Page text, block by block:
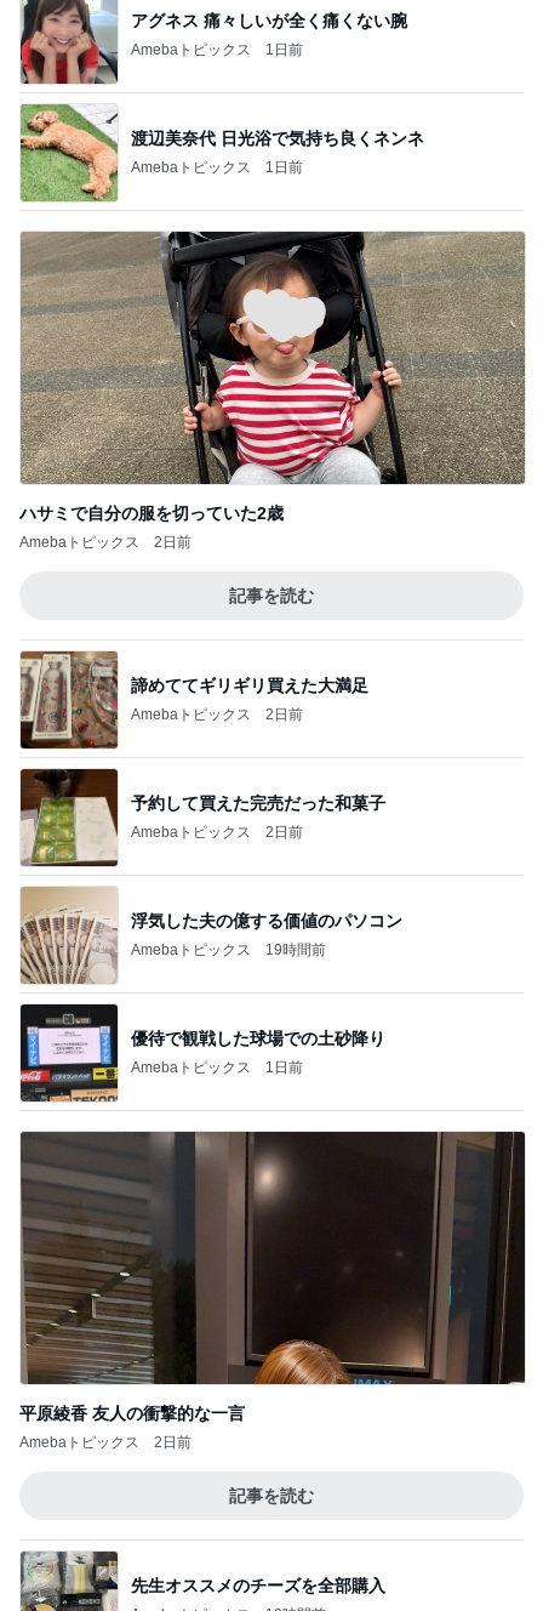
アグネス 痛々しいが全く痛くない腕
Amebaトピックス 1日前
渡辺美奈代 日光浴で気持ち良くネンネ
Amebaトピックス 1日前
ハサミで自分の服を切っていた2歳
Amebaトピックス 2日前
記事を読む
諦めててギリギリ買えた大満足
Amebaトピックス 2日前
予約して買えた完売だった和菓子
Amebaトピックス 2日前
浮気した夫の億する価値のパソコン
Amebaトピックス 19時間前
優待で観戦した球場での土砂降り
Amebaトピックス 1日前
平原綾香 友人の衝撃的な一言
Amebaトピックス 2日前
記事を読む
先生オススメのチーズを全部購入